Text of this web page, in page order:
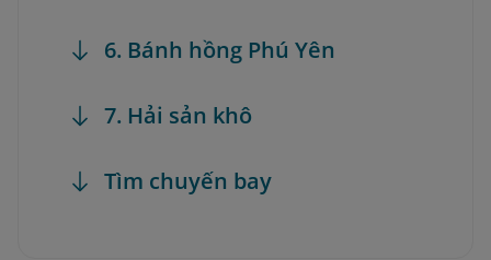
6. Bánh hồng Phú Yên
7. Hải sản khô
Tìm chuyến bay